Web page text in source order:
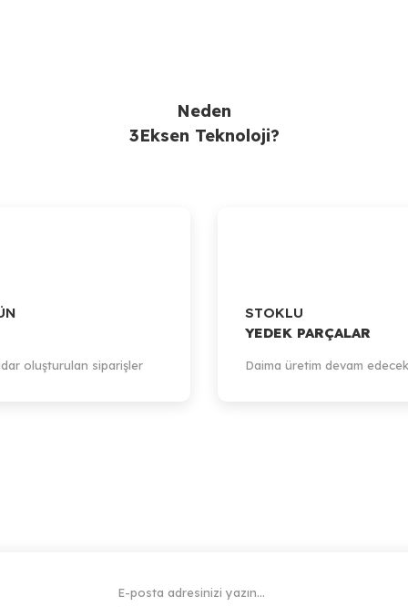
Artillery Sidewinder-X1 / Y Axis Endstop Sensor (600mm)
Neden
3Eksen Teknoloji?
oluşturulan siparişler
STOKLU
YEDEK PARÇALAR
Daima üretim devam